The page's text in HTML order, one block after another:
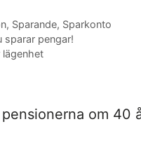
, Sparande, Sparkonto
sparar pengar!
om 40